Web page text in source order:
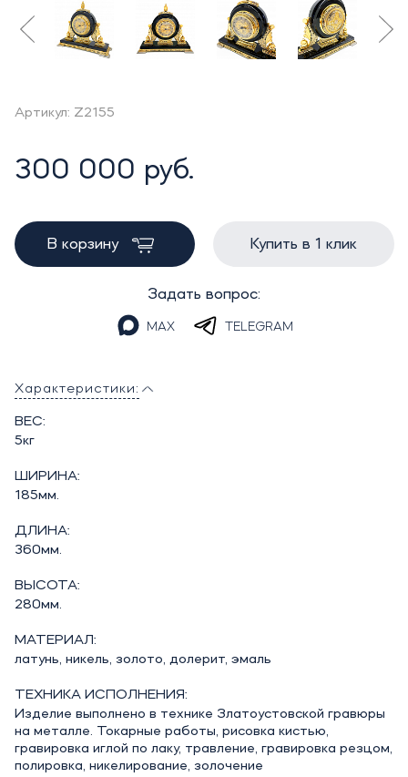
Артикул: Z2155
300 000 руб.
В корзину Купить в 1 клик
Задать вопрос:
MAX TELEGRAM
Характеристики:
ВЕС:
5кг
ШИРИНА:
185мм.
ДЛИНА:
360мм.
ВЫСОТА:
280мм.
МАТЕРИАЛ:
латунь, никель, золото, долерит, эмаль
ТЕХНИКА ИСПОЛНЕНИЯ:
Изделие выполнено в технике Златоустовской гравюры
на металле. Токарные работы, рисовка кистью,
гравировка иглой по лаку, травление, гравировка резцом,
полировка, никелирование, золочение